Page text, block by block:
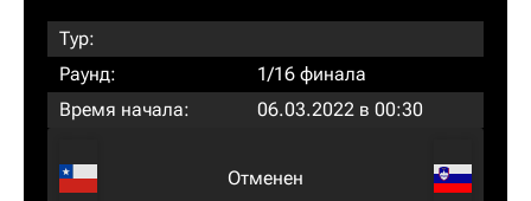
Тур:
Раунд:
1/16 финала
Время начала:
06.03.2022 в 00:30
Отменен